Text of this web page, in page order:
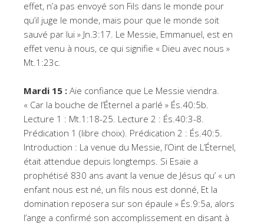
effet, n’a pas envoyé son Fils dans le monde pour
qu’il juge le monde, mais pour que le monde soit
sauvé par lui » Jn.3:17. Le Messie, Emmanuel, est en
effet venu à nous, ce qui signifie « Dieu avec nous »
Mt.1:23c.
Mardi 15 : Aie confiance que Le Messie viendra.
« Car la bouche de l’Éternel a parlé » És.40:5b.
Lecture 1 : Mt.1:18-25. Lecture 2 : És.40:3-8.
Prédication 1 (libre choix). Prédication 2 : És.40:5.
Introduction : La venue du Messie, l’Oint de L’Éternel,
était attendue depuis longtemps. Si Esaïe a
prophétisé 830 ans avant la venue de Jésus qu’ « un
enfant nous est né, un fils nous est donné, Et la
domination reposera sur son épaule » És.9:5a, alors
l’ange a confirmé son accomplissement en disant à